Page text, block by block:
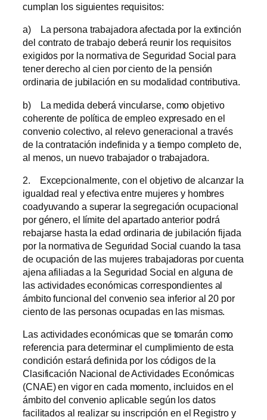
cumplan los siguientes requisitos:
a) La persona trabajadora afectada por la extinción
del contrato de trabajo deberá reunir los requisitos
exigidos por la normativa de Seguridad Social para
tener derecho al cien por ciento de la pensión
ordinaria de jubilación en su modalidad contributiva.
b) La medida deberá vincularse, como objetivo
coherente de política de empleo expresado en el
convenio colectivo, al relevo generacional a través
de la contratación indefinida y a tiempo completo de,
al menos, un nuevo trabajador o trabajadora.
2. Excepcionalmente, con el objetivo de alcanzar la
igualdad real y efectiva entre mujeres y hombres
coadyuvando a superar la segregación ocupacional
por género, el límite del apartado anterior podrá
rebajarse hasta la edad ordinaria de jubilación fijada
por la normativa de Seguridad Social cuando la tasa
de ocupación de las mujeres trabajadoras por cuenta
ajena afiliadas a la Seguridad Social en alguna de
las actividades económicas correspondientes al
ámbito funcional del convenio sea inferior al 20 por
ciento de las personas ocupadas en las mismas.
Las actividades económicas que se tomarán como
referencia para determinar el cumplimiento de esta
condición estará definida por los códigos de la
Clasificación Nacional de Actividades Económicas
(CNAE) en vigor en cada momento, incluidos en el
ámbito del convenio aplicable según los datos
facilitados al realizar su inscripción en el Registro y